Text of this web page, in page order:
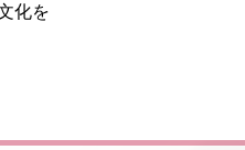
化を